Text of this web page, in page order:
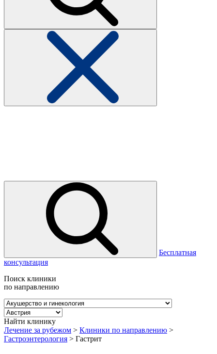
Бесплатная
консультация
Поиск клиники
по направлению
Найти клинику
Лечение за рубежом > Клиники по направлению >
Гастроэнтерология > Гастрит